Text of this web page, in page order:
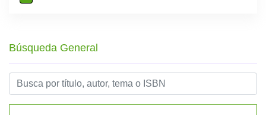
Búsqueda General